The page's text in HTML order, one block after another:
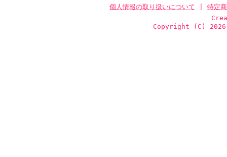
個人情報の取り扱いについて
特定
Copyright (C)